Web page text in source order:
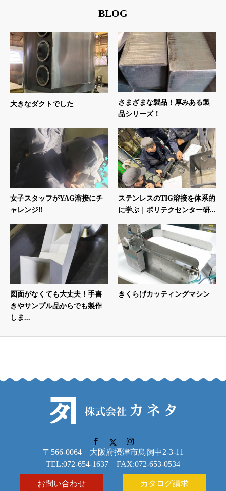
BLOG
大きなダクトでした
さまざまな製品！厚みある製
品シリーズ！
女子スタッフがYAG溶接にチ
ャレンジ‼
ステンレスのTIG溶接を体系的
に学ぶ｜ポリテクセンター研...
図面がなくても大丈夫！手書
きやサンプル品からでも製作
しま...
きくらげカッティングマシン
〒566-0064 大阪府摂津市鳥飼中2-3-11
TEL:072-654-1637 FAX:072-653-0534
お問い合わせ カタログ請求